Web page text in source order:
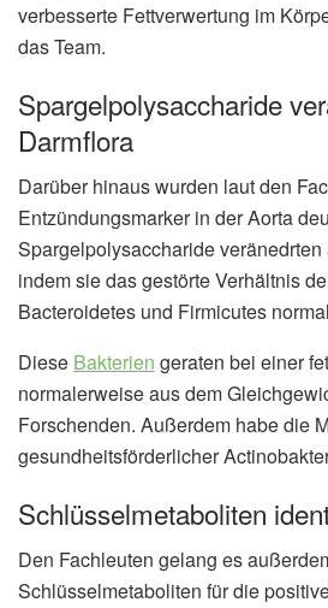
verbesserte Fettverwertung im
das Team.
Spargelpolysaccharide
Darmflora
Darüber hinaus wurden laut den
Entzündungsmarker in der Aorta
Spargelpolysaccharide
indem sie das gestörte Verhältnis
Bacteroidetes und Firmicutes
Diese Bakterien geraten bei einer
normalerweise aus dem
Forschenden. Außerdem habe die
gesundheitsförderlicher
Schlüsselmetaboliten
Den Fachleuten gelang es
Schlüsselmetaboliten für die